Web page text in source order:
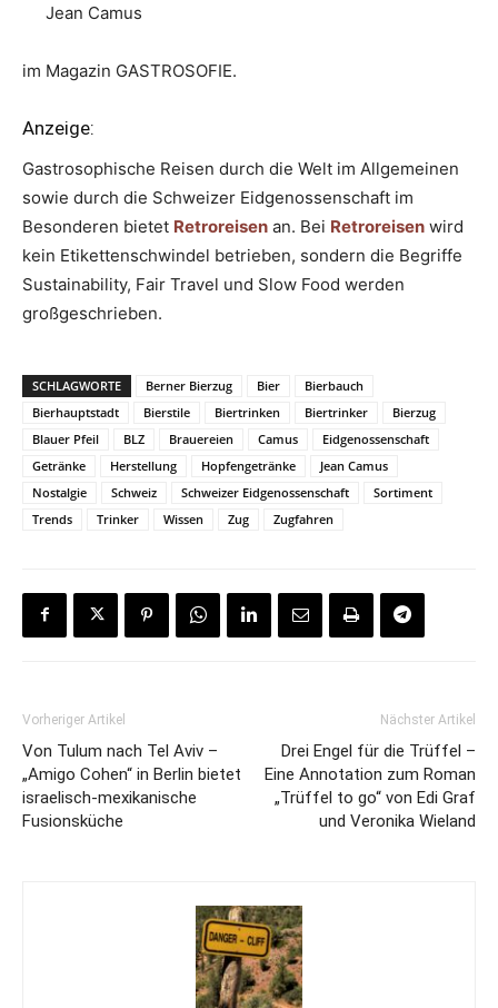
Jean Camus
im Magazin GASTROSOFIE.
Anzeige:
Gastrosophische Reisen durch die Welt im Allgemeinen
sowie durch die Schweizer Eidgenossenschaft im
Besonderen bietet Retroreisen an. Bei Retroreisen wird
kein Etikettenschwindel betrieben, sondern die Begriffe
Sustainability, Fair Travel und Slow Food werden
großgeschrieben.
SCHLAGWORTE Berner Bierzug Bier
Bierbauch
Bierhauptstadt
Bierstile Biertrinken Biertrinker
Bierzug
Blauer Pfeil
BLZ Brauereien Camus
Eidgenossenschaft
Getränke
Herstellung Hopfengetränke
Jean Camus
Nostalgie
Schweiz Schweizer Eidgenossenschaft
Sortiment
Trends
Trinker Wissen Zug Zugfahren
Vorheriger Artikel
Von Tulum nach Tel Aviv –
„Amigo Cohen“ in Berlin bietet
israelisch-mexikanische
Fusionsküche
Nächster Artikel
Drei Engel für die Trüffel –
Eine Annotation zum Roman
„Trüffel to go“ von Edi Graf
und Veronika Wieland